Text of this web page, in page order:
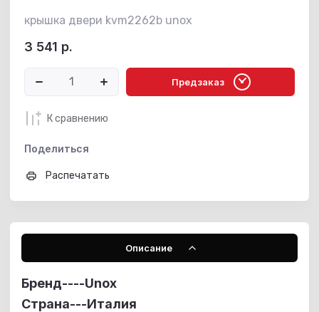
крышка двери kvm2262b unox
3 541 р.
Предзаказ
К сравнению
Поделиться
Распечатать
Описание
Бренд----Unox
Страна---Италия